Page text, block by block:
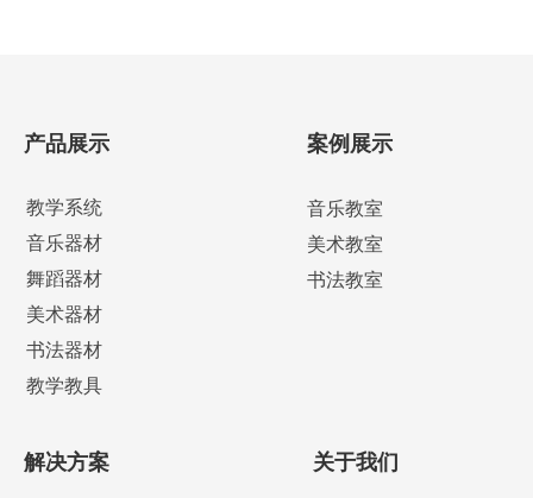
产品展示
教学系统
音乐器材
舞蹈器材
美术器材
书法器材
教学教具
案例展示
音乐教室
美术教室
书法教室
解决方案 关于我们